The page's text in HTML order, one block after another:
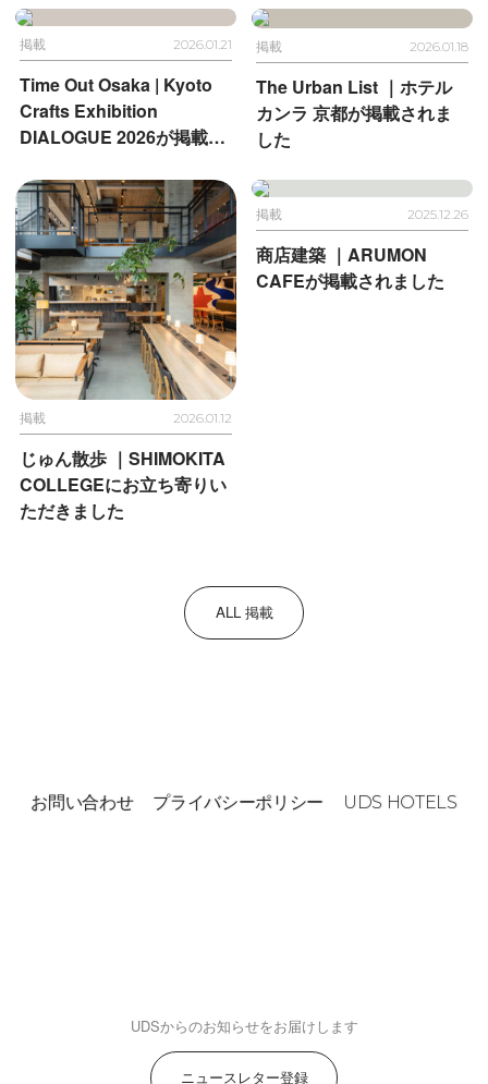
ンテルーム 京都が掲載さ
れました
掲載 2026.01.21
Time Out Osaka | Kyoto
Crafts Exhibition
DIALOGUE 2026が掲載さ
掲載 2026.01.18
The Urban List ｜ホテル
カンラ 京都が掲載されま
した
掲載 2026.01.12
じゅん散歩 ｜SHIMOKITA
COLLEGEにお立ち寄りい
ただきました
掲載 2025.12.26
商店建築 ｜ARUMON
CAFEが掲載されました
ALL 掲載
お問い合わせ プライバシーポリシー UDS HOTELS
UDSからのお知らせをお届けします
ニュースレター登録